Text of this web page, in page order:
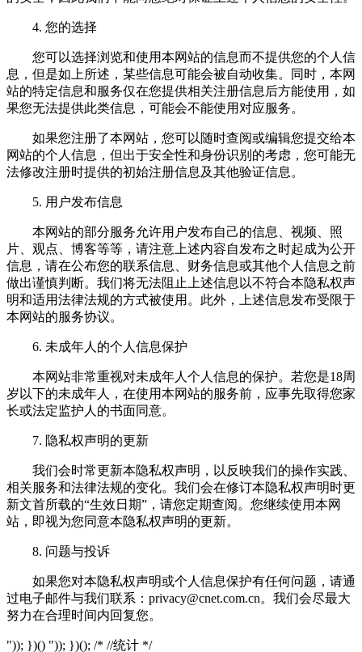
4. 您的选择
您可以选择浏览和使用本网站的信息而不提供您的个人信
息，但是如上所述，某些信息可能会被自动收集。同时，本网
站的特定信息和服务仅在您提供相关注册信息后方能使用，如
果您无法提供此类信息，可能会不能使用对应服务。
如果您注册了本网站，您可以随时查阅或编辑您提交给本
网站的个人信息，但出于安全性和身份识别的考虑，您可能无
法修改注册时提供的初始注册信息及其他验证信息。
5. 用户发布信息
本网站的部分服务允许用户发布自己的信息、视频、照
片、观点、博客等等，请注意上述内容自发布之时起成为公开
信息，请在公布您的联系信息、财务信息或其他个人信息之前
做出谨慎判断。我们将无法阻止上述信息以不符合本隐私权声
明和适用法律法规的方式被使用。此外，上述信息发布受限于
本网站的服务协议。
6. 未成年人的个人信息保护
本网站非常重视对未成年人个人信息的保护。若您是18周
岁以下的未成年人，在使用本网站的服务前，应事先取得您家
长或法定监护人的书面同意。
7. 隐私权声明的更新
我们会时常更新本隐私权声明，以反映我们的操作实践、
相关服务和法律法规的变化。我们会在修订本隐私权声明时更
新文首所载的“生效日期”，请您定期查阅。您继续使用本网
站，即视为您同意本隐私权声明的更新。
8. 问题与投诉
如果您对本隐私权声明或个人信息保护有任何问题，请通
过电子邮件与我们联系： privacy@cnet.com.cn。我们会尽最大
努力在合理时间内回复您。
")); })() ")); })(); /* //统计 */